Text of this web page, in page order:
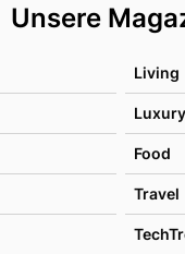
Unsere
Living
Luxury
Food
Travel